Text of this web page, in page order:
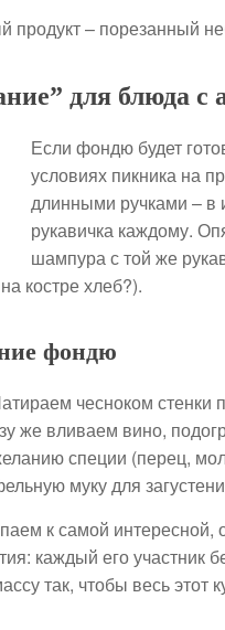
продукт – порезанный
для блюда с
Если фондю будет
условиях пикника на
длинными ручками – в
рукавичка каждому.
шампура с той же
костре хлеб?).
фондю
чесноком стенки
же вливаем вино,
специи (перец,
муку для
к самой
каждый его участник
так, чтобы весь этот